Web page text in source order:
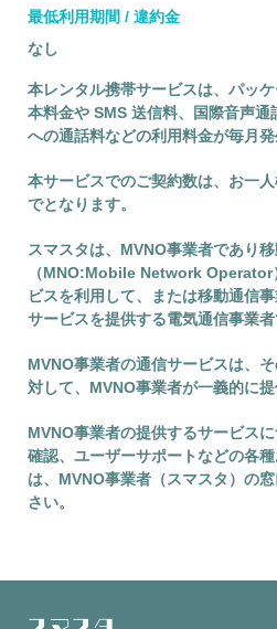
最低利用期間 / 違約金
なし
本レンタル携帯サービスは、パッ
本料金や SMS 送信料、国際音声通
への通話料などの利用料金が毎月発
本サービスでのご契約数は、お一
でとなります。
スマスタは、MVNO事業者であり
（MNO:Mobile Network Operator
ビスを利用して、または移動通信
サービスを提供する電気通信事業者
MVNO事業者の通信サービスは、
対して、MVNO事業者が一義的に提
MVNO事業者の提供するサービス
確認、ユーザーサポートなどの各
は、MVNO事業者（スマスタ）の
さい。